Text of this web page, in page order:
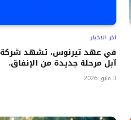
اخر الاخبار
في عهد تيرنوس، تشهد شركة
آبل مرحلة جديدة من الإنفاق.
3 مايو, 2026